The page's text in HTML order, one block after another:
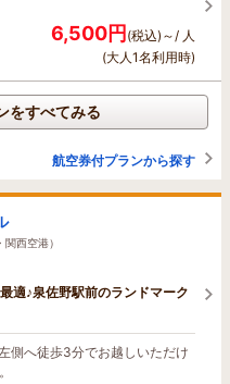
6,500円(税込)～/ 人
(大人1名利用時)
をすべてみる
航空券付プランから探す
西空港）
適♪泉佐野駅前のランドマーク
側へ徒歩3分でお越しいただけ